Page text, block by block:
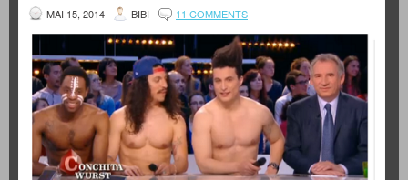
MAI 15, 2014 BIBI 11 COMMENTS